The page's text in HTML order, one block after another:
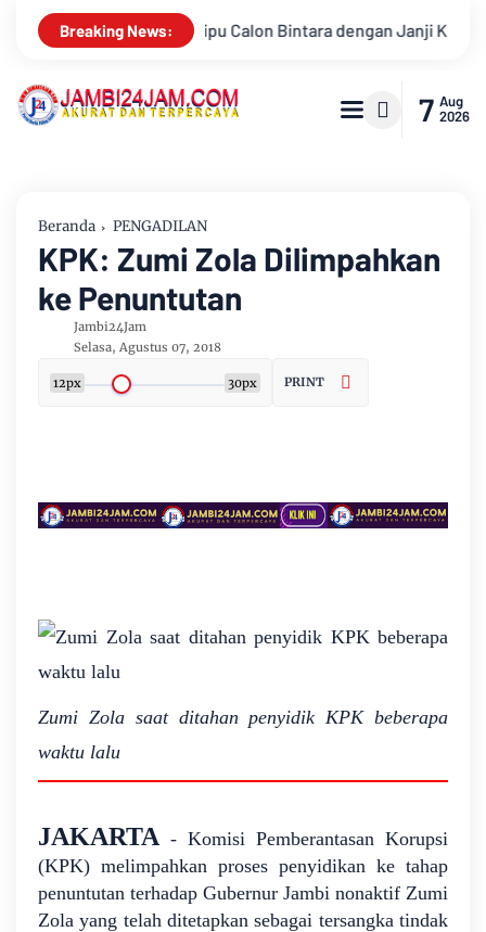
Breaking News:
Janji Kelulusan Konsisten Alirkan Kepedulian,
7 Aug
2026
Beranda PENGADILAN
KPK: Zumi Zola Dilimpahkan
ke Penuntutan
Jambi24Jam
Selasa, Agustus 07, 2018
12px 30px PRINT
i
n
Zumi Zola saat ditahan penyidik KPK beberapa
waktu lalu
JAKARTA - Komisi Pemberantasan Korupsi
(KPK) melimpahkan proses penyidikan ke tahap
penuntutan terhadap Gubernur Jambi nonaktif Zumi
Zola yang telah ditetapkan sebagai tersangka tindak